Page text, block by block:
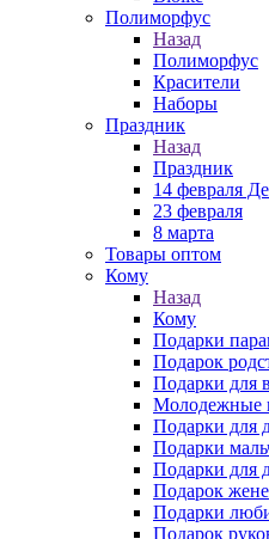
Полиморфус
Назад
Полиморфус
Красители
Наборы
Праздник
Назад
Праздник
14 февраля
23 февраля
8 марта
Товары оптом
Кому
Назад
Кому
Подарки
Подарок
Подарки для
Молодежные
Подарки для
Подарки
Подарки для
Подарок жене
Подарки
Подарок